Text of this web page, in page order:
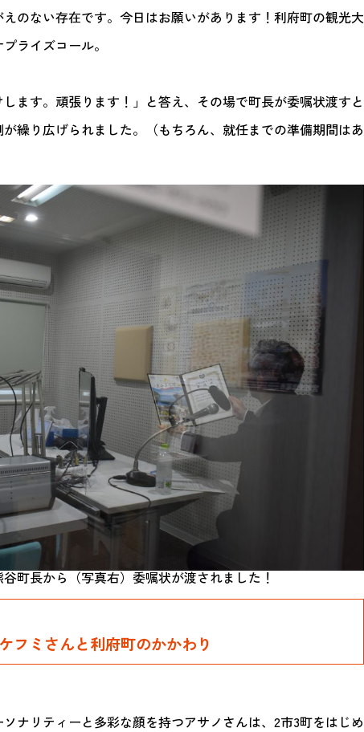
えのない存在です。今日はお願いがあります！利府町の観光大
ライズコール。
ます。頑張ります！」と答え、その場で町長が委嘱状渡すと
繰り広げられました。（もちろん、就任までの準備期間はあ
町長から（写真右）委嘱状が渡されました！
フミさんと利府町のかかわり
ナリティーと多彩な顔を持つアサノさんは、2市3町をはじめ